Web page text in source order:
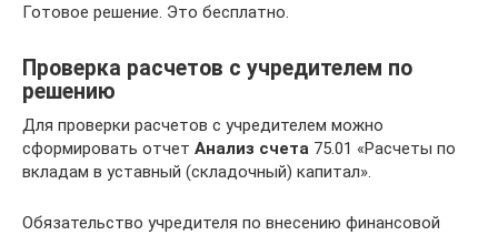
Готовое решение. Это бесплатно.
Проверка расчетов с учредителем по
решению
Для проверки расчетов с учредителем можно
сформировать отчет Анализ счета 75.01 «Расчеты по
вкладам в уставный (складочный) капитал».
Обязательство учредителя по внесению финансовой